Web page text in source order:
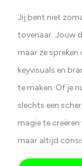
Jij bent niet
tovenaar. Jouw
maar ze
keyvisuals en
te maken. Of je
slechts een
magie te
maar altijd